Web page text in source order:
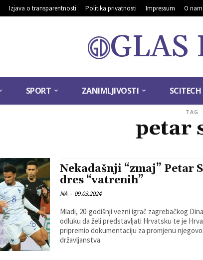
Izjava o transparentnosti Politika privatnosti Impressum O
GLAS
SPORT ZANIMLJIVOSTI SCITECH
TAG
petar
Nekadašnji “zmaj” Petar
dres “vatrenih”
NA - 09.03.2024
Mladi, 20-godišnji vezni igrač zagrebačkog
odluku da želi predstavljati Hrvatsku te je
pripremio dokumentaciju za promjenu
državljanstva.